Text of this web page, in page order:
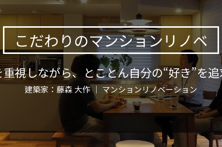
こだわりのマンションリノベ
視しながら、とことん自分の“好き”を
建築家：藤森 大作 ｜ マンションリノベーション